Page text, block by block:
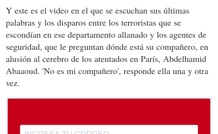
Y este es el video en el que se escuchan sus últimas
palabras y los disparos entre los terroristas que se
escondían en ese departamento allanado y los agentes de
seguridad, que le preguntan dónde está su compañero, en
alusión al cerebro de los atentados en París, Abdelhamid
Abaaoud. 'No es mi compañero', responde ella una y otra
vez.